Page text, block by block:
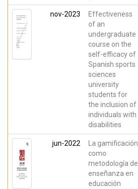
nov-2023
Effectiveness
of an
undergraduate
course on the
self-efficacy of
Spanish sports
sciences
university
students for
the inclusion of
individuals with
disabilities
jun-2022
La gamificación
como
metodología de
enseñanza en
educación